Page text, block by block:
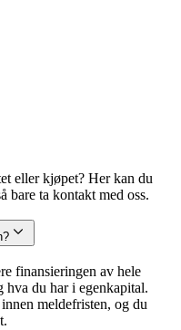
eller kjøpet? Her kan du
bare ta kontakt med oss.
finansieringen av hele
hva du har i egenkapital.
meldefristen, og du